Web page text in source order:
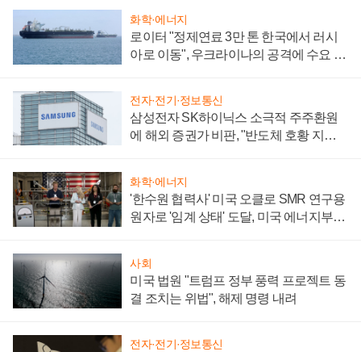
화학·에너지
로이터 "정제연료 3만 톤 한국에서 러시
아로 이동", 우크라이나의 공격에 수요 늘
전자·전기·정보통신
삼성전자 SK하이닉스 소극적 주주환원
에 해외 증권가 비판, "반도체 호황 지속
화학·에너지
'한수원 협력사' 미국 오클로 SMR 연구용
원자로 '임계 상태' 도달, 미국 에너지부
사회
미국 법원 "트럼프 정부 풍력 프로젝트 동
결 조치는 위법", 해제 명령 내려
전자·전기·정보통신